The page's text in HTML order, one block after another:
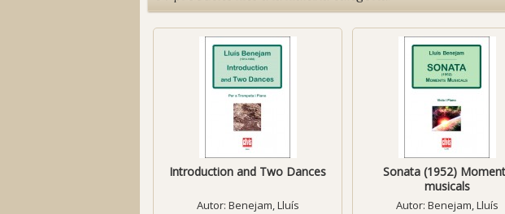
Introduction and Two Dances
Autor: Benejam, Lluís
Sonata (1952)
musicals
Autor: Benejam, Lluís